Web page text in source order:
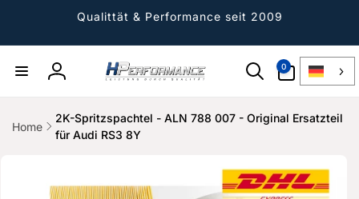
Qualittät & Performance seit 2009
Einloggen
0
Artikel
Home
2K-Spritzspachtel - ALN 788 007 - Original Ersatzteil
für Audi RS3 8Y